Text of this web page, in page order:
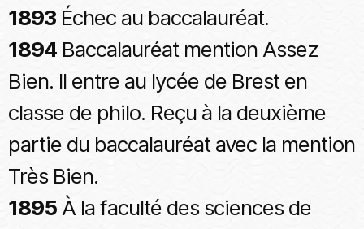
1893 Échec au baccalauréat.
1894 Baccalauréat mention Assez
Bien. Il entre au lycée de Brest en
classe de philo. Reçu à la deuxième
partie du baccalauréat avec la mention
Très Bien.
1895À la faculté des sciences de